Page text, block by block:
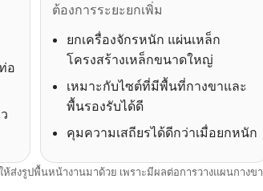
อ
ต้องการระยะยกเพิ่ม
ยกเครื่องจักรหนัก แผ่นเหล็ก
โครงสร้างเหล็กขนาดใหญ่
เหมาะกับไซต์ที่มีพื้นที่กางขาและ
พื้นรองรับได้ดี
คุมความเสถียรได้ดีกว่าเมื่อยกหนัก
ส่งรูปพื้นหน้างานมาด้วย เพราะมีผลต่อการวางแผนกางขา